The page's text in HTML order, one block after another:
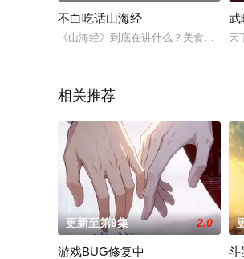
不白吃话山海经
《山海经》到底在讲什么？美食家不
武
天
相关推荐
更新至第9集 2.0
游戏BUG修复中 斗